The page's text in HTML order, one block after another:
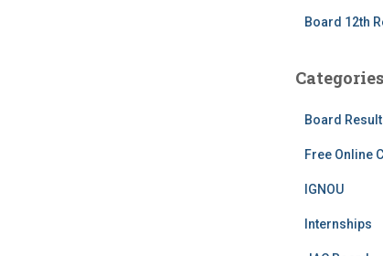
Board 12th
Categories
Board
Free Online
IGNOU
Internships